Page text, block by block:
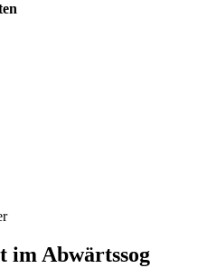
im Abwärtssog